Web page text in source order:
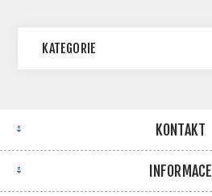
KATEGORIE
KONTAKT
INFORMACE